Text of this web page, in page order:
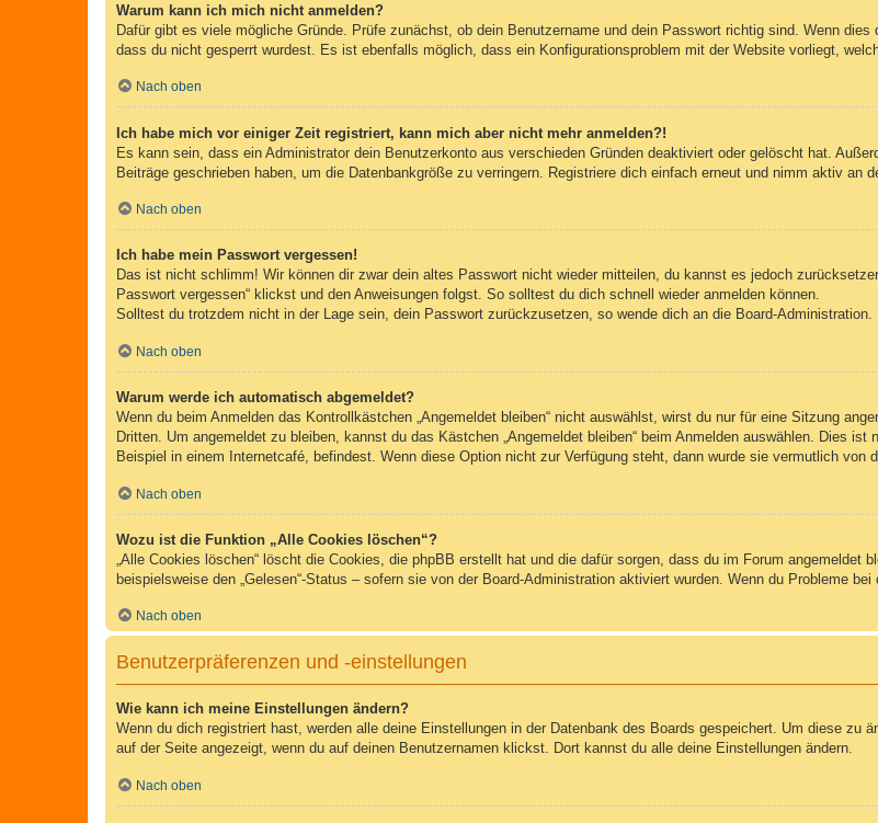
Warum kann ich mich nicht anmelden?
Dafür gibt es viele mögliche Gründe. Prüfe zunächst, ob dein Benutzername und dein Passwort richtig sind. Wenn
dass du nicht gesperrt wurdest. Es ist ebenfalls möglich, dass ein Konfigurationsproblem mit der Website vorliegt,
Nach oben
Ich habe mich vor einiger Zeit registriert, kann mich aber nicht mehr anmelden?!
Es kann sein, dass ein Administrator dein Benutzerkonto aus verschieden Gründen deaktiviert oder gelöscht hat.
Beiträge geschrieben haben, um die Datenbankgröße zu verringern. Registriere dich einfach erneut und nimm aktiv an
Nach oben
Ich habe mein Passwort vergessen!
Das ist nicht schlimm! Wir können dir zwar dein altes Passwort nicht wieder mitteilen, du kannst es jedoch
Passwort vergessen“ klickst und den Anweisungen folgst. So solltest du dich schnell wieder anmelden können.
Solltest du trotzdem nicht in der Lage sein, dein Passwort zurückzusetzen, so wende dich an die Board-Administration.
Nach oben
Warum werde ich automatisch abgemeldet?
Wenn du beim Anmelden das Kontrollkästchen „Angemeldet bleiben“ nicht auswählst, wirst du nur für eine Sitzung
Dritten. Um angemeldet zu bleiben, kannst du das Kästchen „Angemeldet bleiben“ beim Anmelden auswählen. Dies
Beispiel in einem Internetcafé, befindest. Wenn diese Option nicht zur Verfügung steht, dann wurde sie vermutlich von
Nach oben
Wozu ist die Funktion „Alle Cookies löschen“?
„Alle Cookies löschen“ löscht die Cookies, die phpBB erstellt hat und die dafür sorgen, dass du im Forum angemeldet
beispielsweise den „Gelesen“-Status – sofern sie von der Board-Administration aktiviert wurden. Wenn du Probleme
Nach oben
Benutzerpräferenzen und -einstellungen
Wie kann ich meine Einstellungen ändern?
Wenn du dich registriert hast, werden alle deine Einstellungen in der Datenbank des Boards gespeichert. Um diese zu
auf der Seite angezeigt, wenn du auf deinen Benutzernamen klickst. Dort kannst du alle deine Einstellungen ändern.
Nach oben